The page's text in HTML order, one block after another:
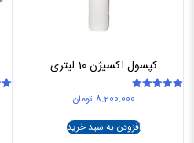
کپسول اکسیژن 10 لیتری
8.200.000 تومان
افزودن به سبد خرید